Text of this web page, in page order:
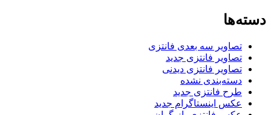
دسته‌ها
تصاویر سه بعدی فانتزی
تصاویر فانتزی جدید
تصاویر فانتزی دیدنی
دسته‌بندی نشده
طرح فانتزی جدید
عکس اینستاگرام جدید